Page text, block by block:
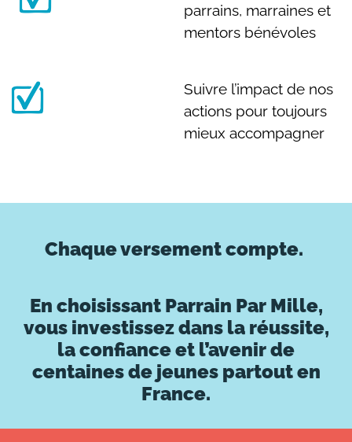
parrains, marraines et
mentors bénévoles
Suivre l’impact de nos
actions pour toujours
mieux accompagner
Chaque versement compte.
En choisissant Parrain Par Mille,
vous investissez dans la réussite,
la confiance et l’avenir de
centaines de jeunes partout en
France.